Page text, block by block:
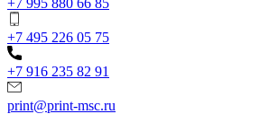
+7 995 880 66 85
+7 495 226 05 75
+7 916 235 82 91
print@print-msc.ru